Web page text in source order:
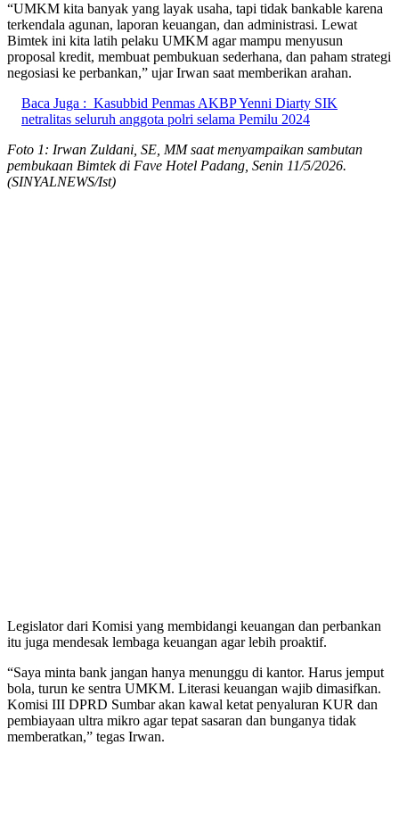
“UMKM kita banyak yang layak usaha, tapi tidak bankable karena
terkendala agunan, laporan keuangan, dan administrasi. Lewat
Bimtek ini kita latih pelaku UMKM agar mampu menyusun
proposal kredit, membuat pembukuan sederhana, dan paham strategi
negosiasi ke perbankan,” ujar Irwan saat memberikan arahan.
Baca Juga : Kasubbid Penmas AKBP Yenni Diarty SIK
netralitas seluruh anggota polri selama Pemilu 2024
Foto 1: Irwan Zuldani, SE, MM saat menyampaikan sambutan
pembukaan Bimtek di Fave Hotel Padang, Senin 11/5/2026.
(SINYALNEWS/Ist)
Legislator dari Komisi yang membidangi keuangan dan perbankan
itu juga mendesak lembaga keuangan agar lebih proaktif.
“Saya minta bank jangan hanya menunggu di kantor. Harus jemput
bola, turun ke sentra UMKM. Literasi keuangan wajib dimasifkan.
Komisi III DPRD Sumbar akan kawal ketat penyaluran KUR dan
pembiayaan ultra mikro agar tepat sasaran dan bunganya tidak
memberatkan,” tegas Irwan.